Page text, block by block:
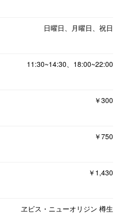
日曜日、月曜日、祝日
11:30~14:30、18:00~22:00
￥300
￥750
￥1,430
ヱビス・ニューオリジン 樽生